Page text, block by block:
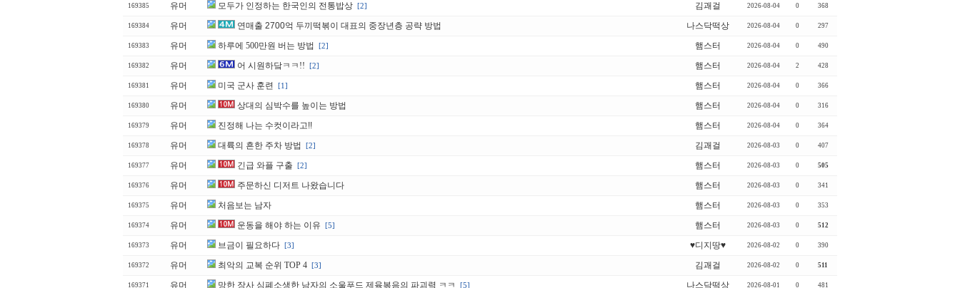
169385 유머 모두가 인정하는 한국인의 전통밥상 [2] 김괘걸 2026-08-04 0 368
169384 유머 연매출 2700억 두끼떡볶이 대표의 중장년층 공략 방법 나스닥떡상 2026-08-04 0 297
169383 유머 하루에 500만원 버는 방법 [2] 햄스터 2026-08-04 0 490
169382 유머 어 시원하닼ㅋㅋ!! [2] 햄스터 2026-08-04 2 428
169381 유머 미국 군사 훈련 [1] 햄스터 2026-08-04 0 366
169380 유머 상대의 심박수를 높이는 방법 햄스터 2026-08-04 0 316
169379 유머 진정해 나는 수컷이라고!! 햄스터 2026-08-04 0 364
169378 유머 대륙의 흔한 주차 방법 [2] 김괘걸 2026-08-03 0 407
169377 유머 긴급 와플 구출 [2] 햄스터 2026-08-03 0 505
169376 유머 주문하신 디저트 나왔습니다 햄스터 2026-08-03 0 341
169375 유머 처음보는 남자 햄스터 2026-08-03 0 353
169374 유머 운동을 해야 하는 이유 [5] 햄스터 2026-08-03 0 512
169373 유머 브금이 필요하다 [3] ♥디지땅♥ 2026-08-02 0 390
169372 유머 최악의 교복 순위 TOP 4 [3] 김괘걸 2026-08-02 0 511
169371 유머 망한 장사 심폐소생한 남자의 소울푸드 제육볶음의 파괴력 ㅋㅋ [5] 나스닥떡상 2026-08-01 0 481